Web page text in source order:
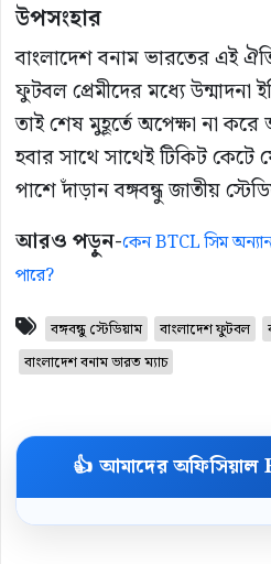
উপসংহার
বাংলাদেশ বনাম ভারতের এই
ফুটবল প্রেমীদের মধ্যে উন্মাদনা
তাই শেষ মুহূর্তে অপেক্ষা না
হবার সাথে সাথেই টিকিট
পাশে দাঁড়ান বঙ্গবন্ধু জাতীয়
আরও পড়ুন-কেন BTCL সিম
পারে?
বঙ্গবন্ধু স্টেডিয়াম বাংলাদেশ ফুটবল
বাংলাদেশ বনাম ভারত ম্যাচ
👍 আমাদের